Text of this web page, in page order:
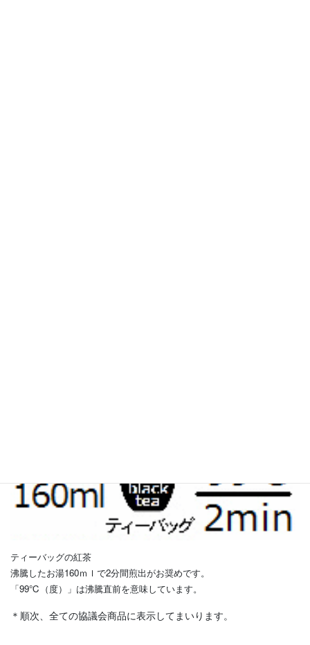
ティーバッグの紅茶
沸騰したお湯160ｍｌで2分間煎出がお奨めです。
「99℃（度）」は沸騰直前を意味しています。
＊順次、全ての協議会商品に表示してまいります。